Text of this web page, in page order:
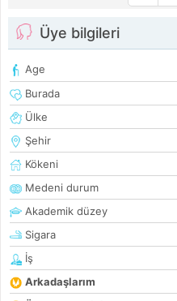
Üye bilgileri
Age
Burada
Ülke
Şehir
Kökeni
Medeni durum
Akademik düzey
Sigara
İş
Arkadaşlarım